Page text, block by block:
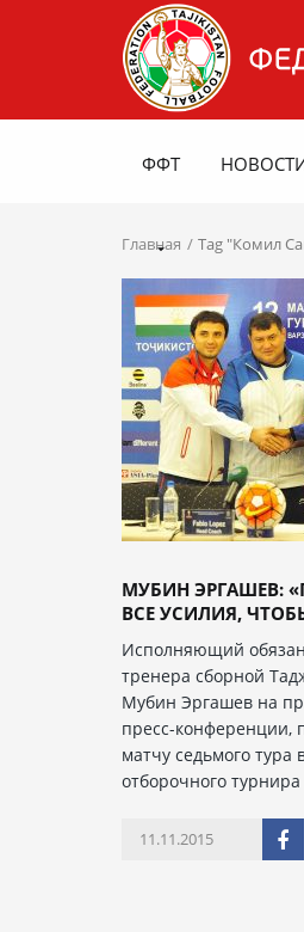
ФФТ
Главная Tag "Комил
МУБИН ЭРГАШЕВ:
ВСЕ УСИЛИЯ,
Исполняющий
тренера сборной
Мубин Эргашев на
пресс-конференции,
матчу седьмого тура
отборочного
11.11.2015